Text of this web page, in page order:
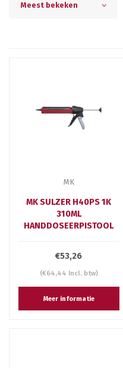
Meest bekeken
MK
MK SULZER H40PS 1K
310ML
HANDDOSEERPISTOOL
€53,26
(€64,44 Incl. btw)
Meer informatie